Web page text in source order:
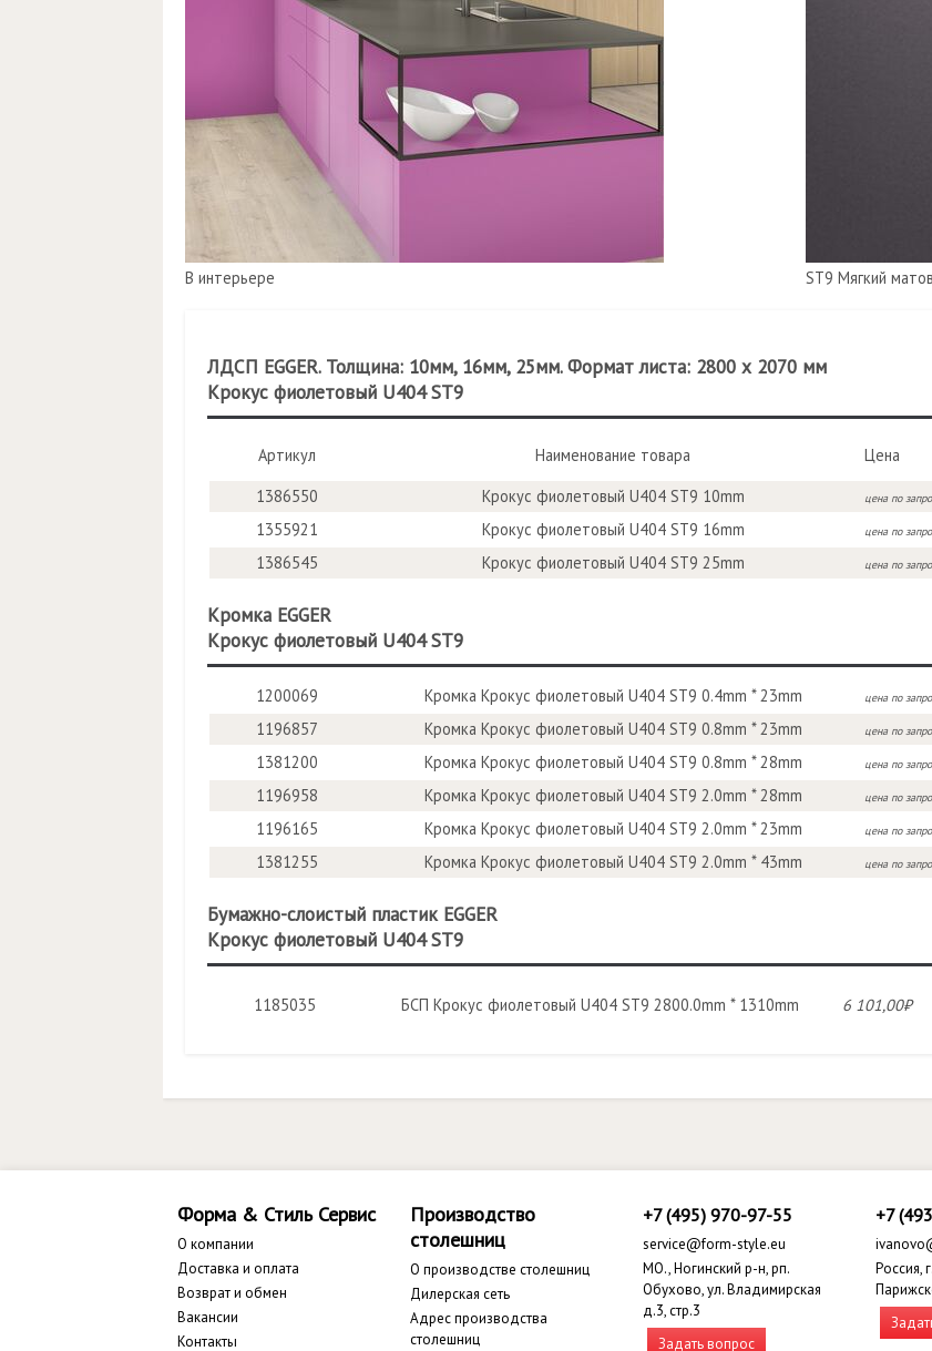
В интерьере ST9 Мягкий
ЛДСП EGGER. Толщина: 10мм, 16мм, 25мм. Формат листа: 2800 х 2070 мм
Крокус фиолетовый U404 ST9
Артикул Наименование товара Цена
1386550
Крокус фиолетовый U404 ST9 10mm цена по
1355921 Крокус фиолетовый U404 ST9 16mm цена по
1386545 Крокус фиолетовый U404 ST9 25mm цена по
Кромка EGGER
Крокус фиолетовый U404 ST9
1200069 Кромка Крокус фиолетовый U404 ST9 0.4mm * 23mm цена по
1196857 Кромка Крокус фиолетовый U404 ST9 0.8mm * 23mm цена по
1381200 Кромка Крокус фиолетовый U404 ST9 0.8mm * 28mm цена по
1196958 Кромка Крокус фиолетовый U404 ST9 2.0mm * 28mm цена по
1196165 Кромка Крокус фиолетовый U404 ST9 2.0mm * 23mm цена по
1381255 Кромка Крокус фиолетовый U404 ST9 2.0mm * 43mm цена по
Бумажно-слоистый пластик EGGER
Крокус фиолетовый U404 ST9
1185035 БСП Крокус фиолетовый U404 ST9 2800.0mm * 1310mm 6 101,00₽
Форма & Стиль Сервис
О компании
Доставка и оплата
Возврат и обмен
Вакансии
Контакты
Производство
столешниц
О производстве столешниц
Дилерская сеть
Адрес производства
столешниц
+7 (495) 970-97-55
service@form-style.eu
МО., Ногинский р-н, рп.
Обухово, ул. Владимирская
д.3, стр.3
Задать вопрос
+7
Россия,